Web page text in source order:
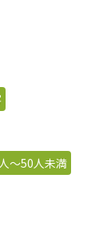
〜50人未満